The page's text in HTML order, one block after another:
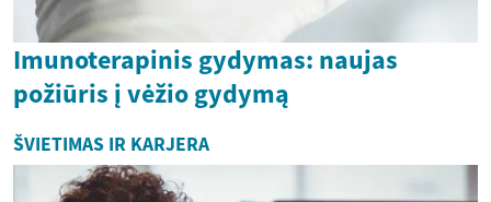
Imunoterapinis gydymas: naujas
požiūris į vėžio gydymą
ŠVIETIMAS IR KARJERA